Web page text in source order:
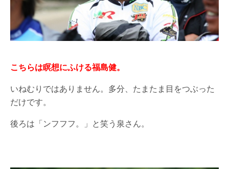
こちらは瞑想にふける福島健。
いねむりではありません。多分、たまたま目をつぶった
だけです。
後ろは「ンフフフ。」と笑う泉さん。